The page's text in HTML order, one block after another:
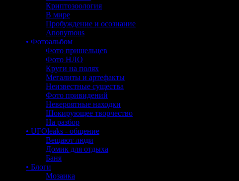
Криптозоология
В мире
Пробуждение и осознание
Anonymous
• Фотоальбом
Фото пришельцев
Фото НЛО
Круги на полях
Мегалиты и артефакты
Неизвестные существа
Фото привидений
Невероятные находки
Шокирующее творчество
На разбор
• UFOleaks - общение
Вещают люди
Домик для отдыха
Баня
• Блоги
Мозаика